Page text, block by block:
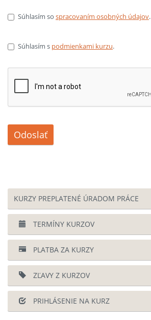
Súhlasím so spracovaním osobných údajov.
Súhlasím s podmienkami kurzu.
Odoslať
KURZY PREPLATENÉ ÚRADOM PRÁCE
TERMÍNY KURZOV
PLATBA ZA KURZY
ZĽAVY Z KURZOV
PRIHLÁSENIE NA KURZ